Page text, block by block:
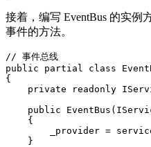
接着，编写 EventBus 的实例
事件的方法。
// 事件总线
public partial class
{
private readonly
public
    {
_provider =
    }